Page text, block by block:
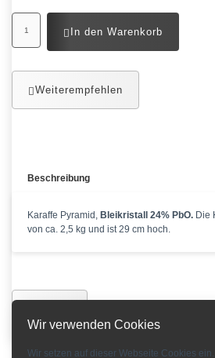
Wir verwenden Cookies
Wir setzen auf dieser Webseite Cookies
In den Warenkorb
Weiterempfehlen
Beschreibung
Karaffe Pyramid, Bleikristall 24% PbO. Die
von ca. 2,5 kg und ist 29 cm hoch.